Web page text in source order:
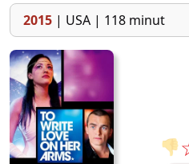
2015 | USA | 118 minut
👎